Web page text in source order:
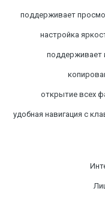
поддерживает
настройка
поддерживает
открытие всех
удобная навигация с